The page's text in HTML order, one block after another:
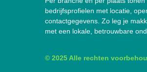
bedrijfsprofielen met locatie,
contactgegevens. Zo leg je
met een lokale, betrouwbare
© 2025 Alle rechten